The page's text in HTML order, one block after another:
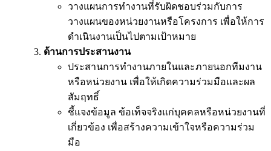
วางแผนการทำงานที่รับผิดชอบร่วมกับการ
วางแผนของหน่วยงานหรือโครงการ เพื่อให้การ
ดำเนินงานเป็นไปตามเป้าหมาย
ด้านการประสานงาน
ประสานการทำงานภายในและภายนอกทีมงาน
หรือหน่วยงาน เพื่อให้เกิดความร่วมมือและผล
สัมฤทธิ์
ชี้แจงข้อมูล ข้อเท็จจริงแก่บุคคลหรือหน่วยงานที่
เกี่ยวข้อง เพื่อสร้างความเข้าใจหรือความร่วม
มือ